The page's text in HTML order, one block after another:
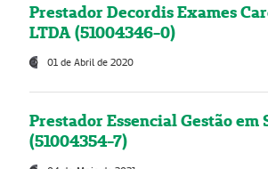
Prestador Decordis Exames
LTDA (51004346-0)
01 de Abril de 2020
Prestador Essencial Gestão em
(51004354-7)